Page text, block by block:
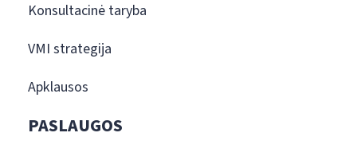
Konsultacinė taryba
VMI strategija
Apklausos
PASLAUGOS